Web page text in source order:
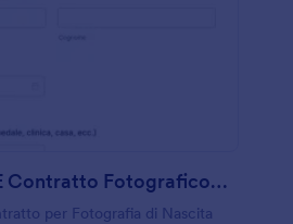
Questionario E Contratto Fotografico Per Nascite
per Fotografia di Nascita